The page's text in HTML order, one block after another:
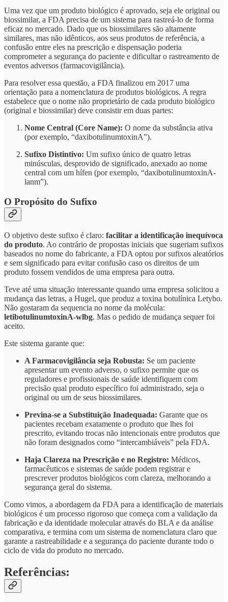
Uma vez que um produto biológico é aprovado, seja ele original ou
biossimilar, a FDA precisa de um sistema para rastreá-lo de forma
eficaz no mercado. Dado que os biossimilares são altamente
similares, mas não idênticos, aos seus produtos de referência, a
confusão entre eles na prescrição e dispensação poderia
comprometer a segurança do paciente e dificultar o rastreamento de
eventos adversos (farmacovigilância).
Para resolver essa questão, a FDA finalizou em 2017 uma
orientação para a nomenclatura de produtos biológicos. A regra
estabelece que o nome não proprietário de cada produto biológico
(original e biossimilar) deve consistir em duas partes:
Nome Central (Core Name): O nome da substância ativa
(por exemplo, “daxibotulinumtoxinA”).
Sufixo Distintivo: Um sufixo único de quatro letras
minúsculas, desprovido de significado, anexado ao nome
central com um hífen (por exemplo, “daxibotulinumtoxinA-
lanm”).
O Propósito do Sufixo
O objetivo deste sufixo é claro: facilitar a identificação inequívoca
do produto. Ao contrário de propostas iniciais que sugeriam sufixos
baseados no nome do fabricante, a FDA optou por sufixos aleatórios
e sem significado para evitar confusão caso os direitos de um
produto fossem vendidos de uma empresa para outra.
Teve até uma situação interessante quando uma empresa solicitou a
mudança das letras, a Hugel, que produz a toxina botulínica Letybo.
Não gostaram da sequencia no nome da molécula:
letibotulinumtoxinA-wlbg. Mas o pedido de mudança sequer foi
aceito.
Este sistema garante que:
A Farmacovigilância seja Robusta: Se um paciente
apresentar um evento adverso, o sufixo permite que os
reguladores e profissionais de saúde identifiquem com
precisão qual produto específico foi administrado, seja o
original ou um de seus biossimilares.
Previna-se a Substituição Inadequada: Garante que os
pacientes recebam exatamente o produto que lhes foi
prescrito, evitando trocas não intencionais entre produtos que
não foram designados como “intercambiáveis” pela FDA.
Haja Clareza na Prescrição e no Registro: Médicos,
farmacêuticos e sistemas de saúde podem registrar e
prescrever produtos biológicos com clareza, melhorando a
segurança geral do sistema.
Como vimos, a abordagem da FDA para a identificação de materiais
biológicos é um processo rigoroso que começa com a validação da
fabricação e da identidade molecular através do BLA e da análise
comparativa, e termina com um sistema de nomenclatura claro que
garante a rastreabilidade e a segurança do paciente durante todo o
ciclo de vida do produto no mercado.
Referências: